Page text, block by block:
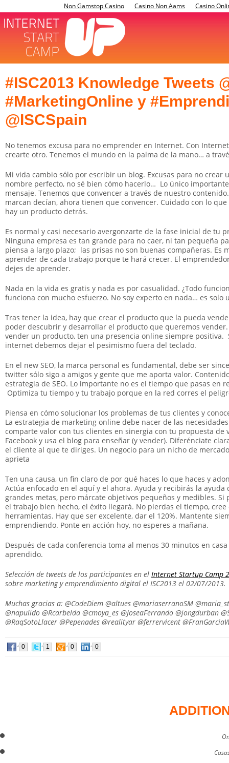
Non Gamstop Casino Casino Non Aams Casino
#ISC2013 Knowledge Tweets
#MarketingOnline y
@ISCSpain
No tenemos excusa para no emprender en Internet. Con
crearte otro. Tenemos el mundo en la palma de la mano… a
Mi vida cambio sólo por escribir un blog. Excusas para no crear
nombre perfecto, no sé bien cómo hacerlo… Lo único
mensaje. Tenemos que convencer a través de nuestro
marcan decían, ahora tienen que convencer. Cuidado con lo
hay un producto detrás.
Es normal y casi necesario avergonzarte de la fase inicial de tu
Ninguna empresa es tan grande para no caer, ni tan pequeña
piensa a largo plazo; las prisas no son buenas compañeras. Es
aprender de cada trabajo porque te hará crecer. El
dejes de aprender.
Nada en la vida es gratis y nada es por casualidad. ¿Todo
funciona con mucho esfuerzo. No soy experto en nada… es solo
Tras tener la idea, hay que crear el producto que la pueda
poder descubrir y desarrollar el producto que queremos
vender un producto, ten una presencia online siempre
internet debemos dejar el pesimismo fuera del teclado.
En el new SEO, la marca personal es fundamental, debe ser
twitter sólo sigo a amigos y gente que me aporta valor.
estrategia de SEO. Lo importante no es el tiempo que pasas en
Optimiza tu tiempo y tu trabajo porque en la red corres el
Piensa en cómo solucionar los problemas de tus clientes y
La estrategia de marketing online debe nacer de las
comparte valor con tus clientes en sinergia con tu propuesta de
Facebook y usa el blog para enseñar (y vender). Diferénciate
el cliente al que te diriges. Un negocio para un nicho de
aprieta
Ten una causa, un fin claro de por qué haces lo que haces y
Actúa enfocado en el aquí y el ahora. Ayuda y recibirás la
grandes metas, pero márcate objetivos pequeños y medibles.
el trabajo bien hecho, el éxito llegará. No pierdas el tiempo,
herramientas. Hay que ser excelente, dar el 120%. Mantente
emprendiendo. Ponte en acción hoy, no esperes a mañana.
Después de cada conferencia toma al menos 30 minutos en
aprendido.
Selección de tweets de los participantes en el Internet Startup Camp
sobre marketing y emprendimiento digital el ISC2013 el 02/07/2013.
Muchas gracias a: @CodeDiem @altues @mariaserranoSM
@napulido @Rcarbelda @cmoya_es @JoseaFerrando @jongdurban
@RaqSotoLlacer @Pepenades @realityar @ferrervicent
0 1 0 0